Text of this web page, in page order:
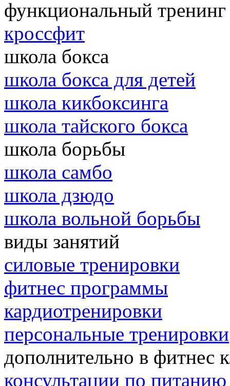
функциональный тренинг
кроссфит
школа бокса
школа бокса для детей
школа кикбоксинга
школа тайского бокса
школа борьбы
школа самбо
школа дзюдо
школа вольной борьбы
виды занятий
силовые тренировки
фитнес программы
кардиотренировки
персональные тренировки
дополнительно в фитнес
консультации по питанию